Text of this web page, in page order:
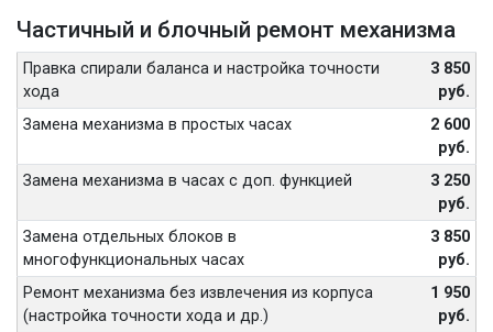
Частичный и блочный ремонт механизма
Правка спирали баланса и настройка точности
хода
3 850
руб.
Замена механизма в простых часах
2 600
руб.
Замена механизма в часах с доп. функцией
3 250
руб.
Замена отдельных блоков в
многофункциональных часах
3 850
руб.
Ремонт механизма без извлечения из корпуса
(настройка точности хода и др.)
1 950
руб.